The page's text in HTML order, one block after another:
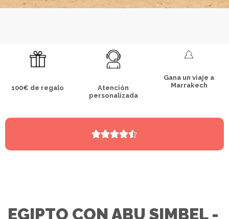
100€ de regalo
Atención
personalizada
Gana un viaje a
Marrakech

EGIPTO CON ABU SIMBEL -